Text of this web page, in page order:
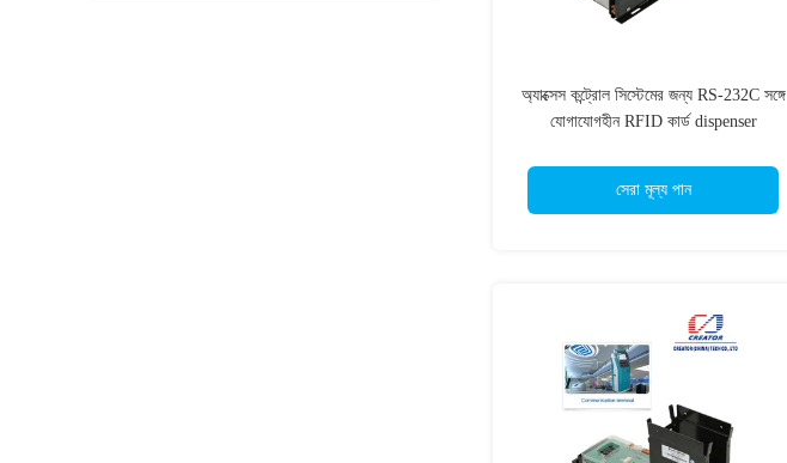
অ্যাক্সেস কন্ট্রোল সিস্টেমের জন্য RS-232C সঙ্গে
যোগাযোগহীন RFID কার্ড dispenser
সেরা মূল্য পান